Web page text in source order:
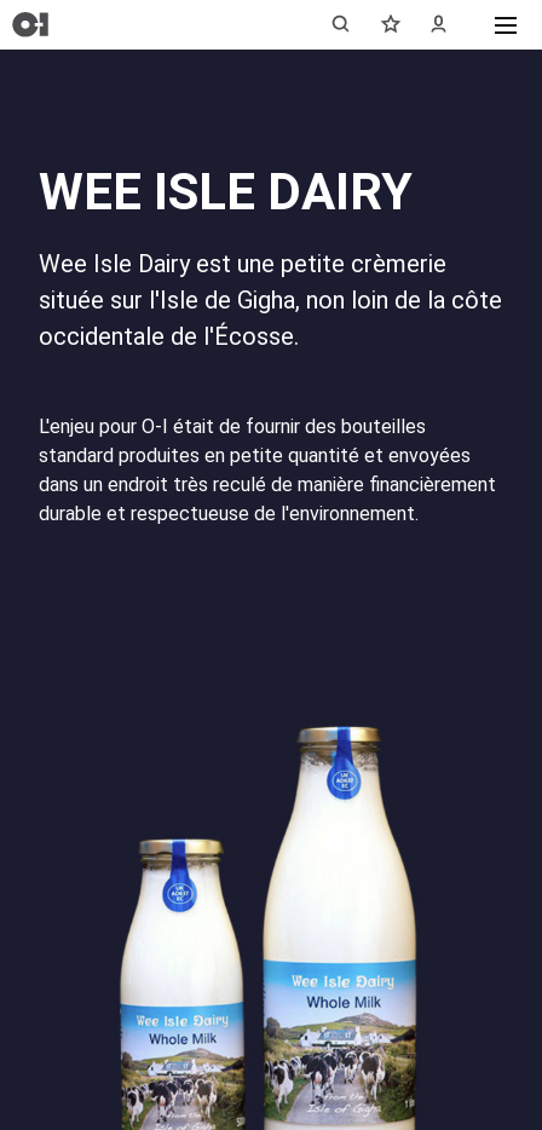
WEE ISLE DAIRY
Wee Isle Dairy est une petite crèmerie
située sur l'Isle de Gigha, non loin de la côte
occidentale de l'Écosse.
L'enjeu pourO-I était de fournir des bouteilles
standard produites en petite quantité et envoyées
dans un endroit très reculé de manière financièrement
durable et respectueuse de l'environnement.